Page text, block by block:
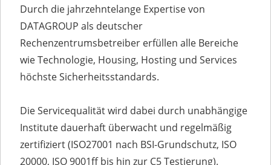
Durch die jahrzehntelange Expertise von
DATAGROUP als deutscher
Rechenzentrumsbetreiber erfüllen alle Bereiche
wie Technologie, Housing, Hosting und Services
höchste Sicherheitsstandards.
Die Servicequalität wird dabei durch unabhängige
Institute dauerhaft überwacht und regelmäßig
zertifiziert (ISO27001 nach BSI-Grundschutz, ISO
20000, ISO 9001ff bis hin zur C5 Testierung).